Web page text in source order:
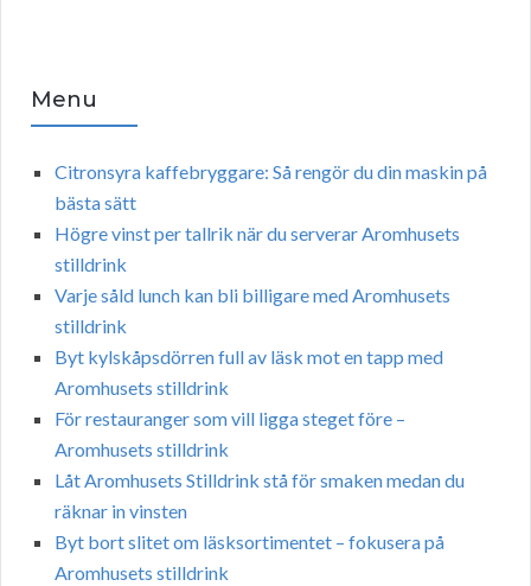
Menu
Citronsyra kaffebryggare: Så rengör du din maskin på
bästa sätt
Högre vinst per tallrik när du serverar Aromhusets
stilldrink
Varje såld lunch kan bli billigare med Aromhusets
stilldrink
Byt kylskåpsdörren full av läsk mot en tapp med
Aromhusets stilldrink
För restauranger som vill ligga steget före –
Aromhusets stilldrink
Låt Aromhusets Stilldrink stå för smaken medan du
räknar in vinsten
Byt bort slitet om läsksortimentet – fokusera på
Aromhusets stilldrink